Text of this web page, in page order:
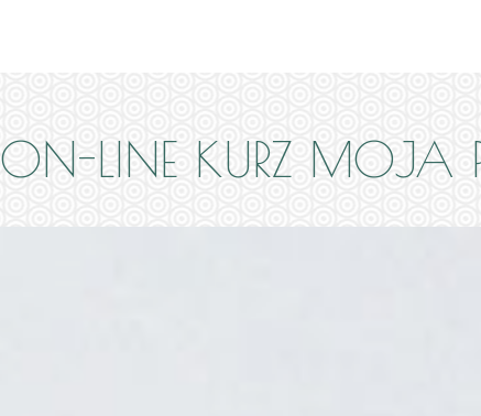
ON-LINE KURZ MOJA